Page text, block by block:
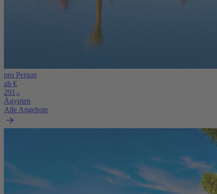
pro Person
ab €
291,-
Ägypten
Alle Angebote